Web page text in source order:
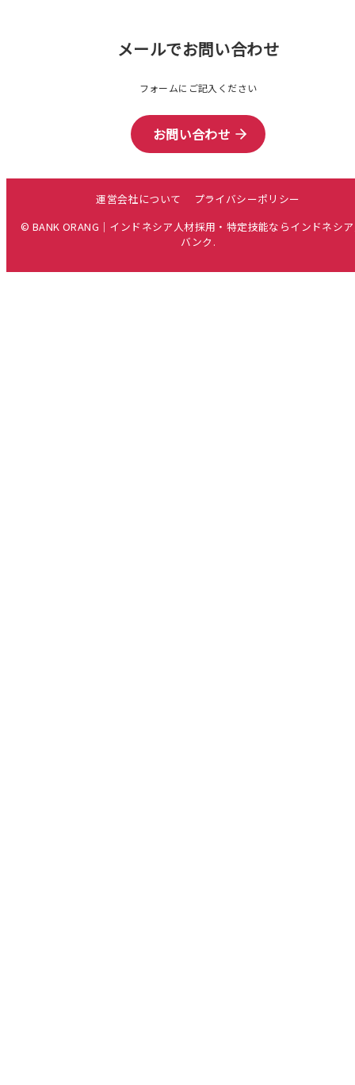
メールでお問い合わせ
フォームにご記入ください
お問い合わせ
運営会社について
プライバシーポリシー
© BANK ORANG｜インドネシア人材採用・特定技能ならインドネシ
バンク.